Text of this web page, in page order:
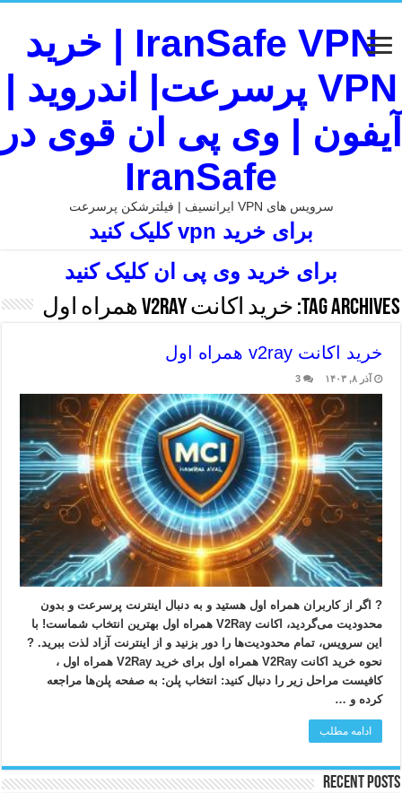
IranSafe VPN | خرید
VPN پرسرعت| اندروید |
آیفون | وی پی ان قوی در
IranSafe
سرویس های VPN ایرانسیف | فیلترشکن پرسرعت
برای خرید vpn کلیک کنید
برای خرید وی پی ان کلیک کنید
Tag Archives: خرید اکانت v2ray همراه اول
خرید اکانت v2ray همراه اول
آذر ۸, ۱۴۰۳ 3
? اگر از کاربران همراه اول هستید و به دنبال اینترنت پرسرعت و بدون
محدودیت می‌گردید، اکانت V2Ray همراه اول بهترین انتخاب شماست! با
این سرویس، تمام محدودیت‌ها را دور بزنید و از اینترنت آزاد لذت ببرید. ?
نحوه خرید اکانت V2Ray همراه اول برای خرید V2Ray همراه اول ،
کافیست مراحل زیر را دنبال کنید: انتخاب پلن: به صفحه پلن‌ها مراجعه
کرده و …
ادامه مطلب
Recent Posts